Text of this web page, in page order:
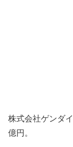
株式会社ゲンダ
億円。